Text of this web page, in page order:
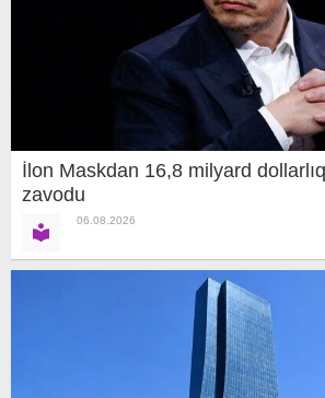
İlon Maskdan 16,8 milyard
zavodu
06.08.2026